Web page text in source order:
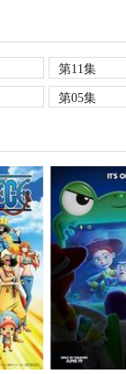
第11集
第05集